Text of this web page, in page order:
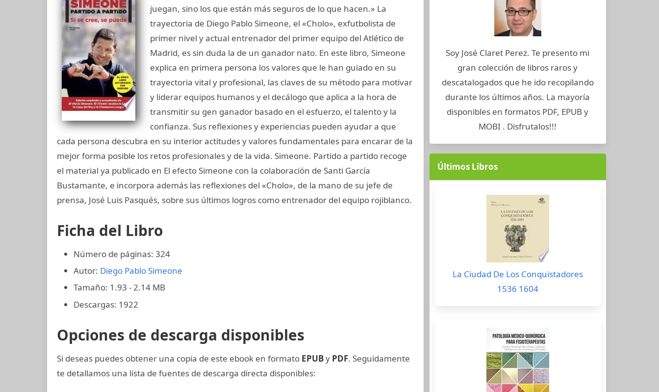
juegan, sino los que están más seguros de lo que hacen.» La
trayectoria de Diego Pablo Simeone, el «Cholo», exfutbolista de
primer nivel y actual entrenador del primer equipo del Atlético de
Madrid, es sin duda la de un ganador nato. En este libro, Simeone
explica en primera persona los valores que le han guiado en su
trayectoria vital y profesional, las claves de su método para motivar
y liderar equipos humanos y el decálogo que aplica a la hora de
transmitir su gen ganador basado en el esfuerzo, el talento y la
confianza. Sus reflexiones y experiencias pueden ayudar a que
cada persona descubra en su interior actitudes y valores fundamentales para encarar de la
mejor forma posible los retos profesionales y de la vida. Simeone. Partido a partido recoge
el material ya publicado en El efecto Simeone con la colaboración de Santi García
Bustamante, e incorpora además las reflexiones del «Cholo», de la mano de su jefe de
prensa, José Luis Pasqués, sobre sus últimos logros como entrenador del equipo rojiblanco.
Ficha del Libro
Número de páginas: 324
Autor: Diego Pablo Simeone
Tamaño: 1.93 - 2.14 MB
Descargas: 1922
Opciones de descarga disponibles
Si deseas puedes obtener una copia de este ebook en formato EPUBy PDF. Seguidamente
te detallamos una lista de fuentes de descarga directa disponibles:
Soy José Claret Perez. Te presento mi
gran colección de libros raros y
descatalogados que he ido recopilando
durante los últimos años. La mayoría
disponibles en formatos PDF, EPUB y
MOBI . Disfrutalos!!!
Últimos Libros
La Ciudad De Los Conquistadores
1536 1604